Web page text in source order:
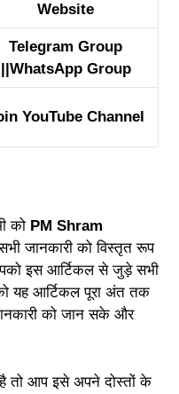
Website
Telegram Group
WhatsApp Group
YouTube Channel
को PM Shram
जानकारी को विस्तृत रूप
इस आर्टिकल से जुड़े सभी
यह आर्टिकल पूरा अंत तक
को जान सके और
तो आप इसे अपने दोस्तों के